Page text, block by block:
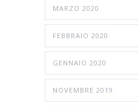
MARZO 2020
FEBBRAIO 2020
GENNAIO 2020
NOVEMBRE 2019